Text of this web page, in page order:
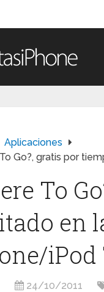
Aplicaciones
Go?, gratis por
To
en
iPod
24/10/2011